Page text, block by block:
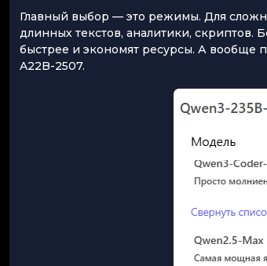
Главный выбор — это режимы. Для
длинных текстов, аналитики,
быстрее и экономят ресурсы. А вообще
A22B-2507.